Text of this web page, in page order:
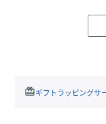
Tシャツ同様裏側はチ
特有のチクチク感が
オーガンジーの上か
redeemギフトラッピングサ